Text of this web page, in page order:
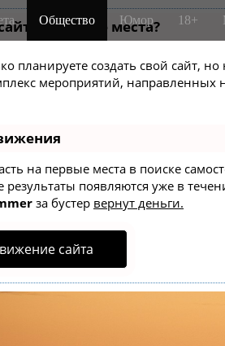
на первые места?
планируете создать свой сайт,
мероприятий,
на первые места в поиске
результаты появляются уже в
за бустер вернут деньги.
сайта
Общество Юмор 18+